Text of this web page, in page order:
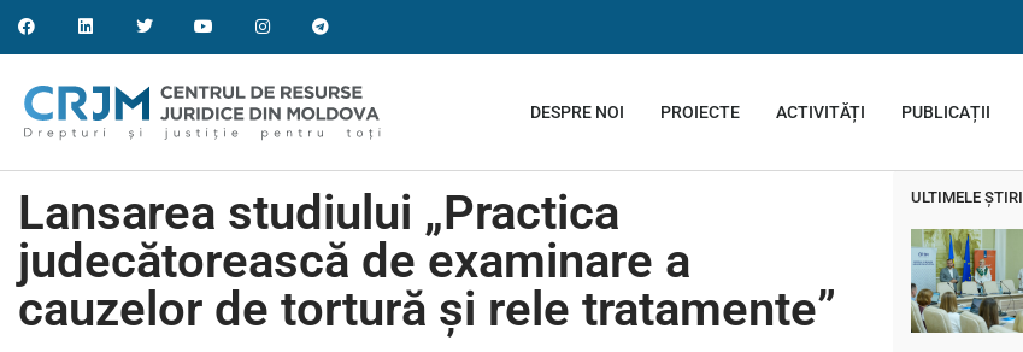
DESPRE NOI PROIECTE ACTIVITĂȚI PUBLICAȚII
Lansarea studiului „Practica
judecătorească de examinare a
cauzelor de tortură și rele tratamente”
ULTIMELE ȘTIRI